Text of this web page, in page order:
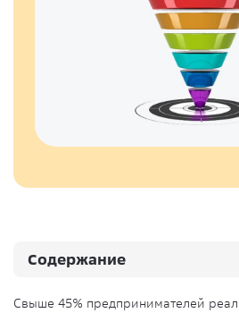
Свыше 45% предпринимателей
Содержание